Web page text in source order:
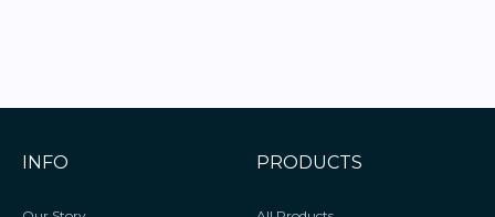
INFO PRODUCTS